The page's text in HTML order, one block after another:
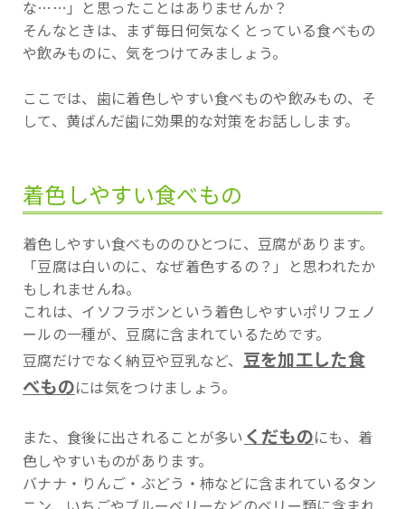
な……」と思ったことはありませんか？
そんなときは、まず毎日何気なくとっている食べもの
や飲みものに、気をつけてみましょう。
ここでは、歯に着色しやすい食べものや飲みもの、そ
して、黄ばんだ歯に効果的な対策をお話しします。
着色しやすい食べもの
着色しやすい食べもののひとつに、豆腐があります。
「豆腐は白いのに、なぜ着色するの？」と思われたか
もしれませんね。
これは、イソフラボンという着色しやすいポリフェノ
ールの一種が、豆腐に含まれているためです。
豆腐だけでなく納豆や豆乳など、 豆を加工した食
べものには気をつけましょう。
また、食後に出されることが多い くだものにも、着
色しやすいものがあります。
バナナ・りんご・ぶどう・柿などに含まれているタン